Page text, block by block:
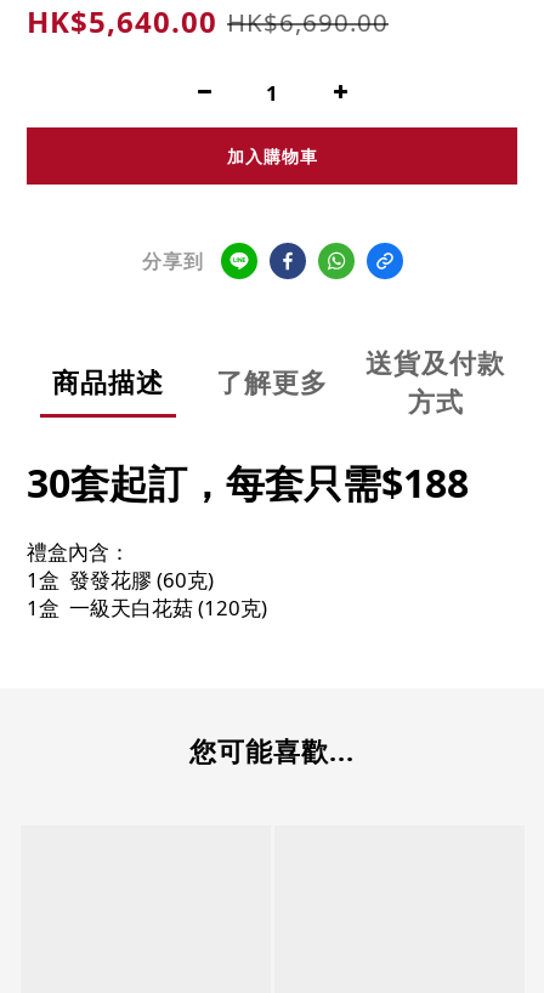
HK$5,640.00 HK$6,690.00
加入購物車
分享到
商品描述 了解更多
送貨及付款
方式
30套起訂，每套只需$188
禮盒內含：
1盒 發發花膠 (60克)
1盒 一級天白花菇 (120克)
您可能喜歡...